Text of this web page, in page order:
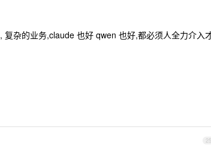
杂的业务,claude 也好 qwen 也好,都必须人全力介入
25